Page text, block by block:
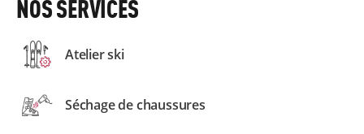
NOS SERVICES
Atelier ski
Séchage de chaussures